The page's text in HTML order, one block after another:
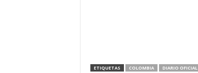
ETIQUETAS COLOMBIA DIARIO OFICIAL